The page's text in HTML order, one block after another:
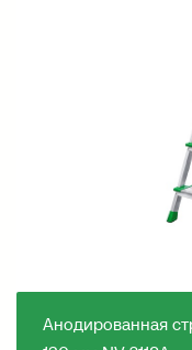
Анодированная